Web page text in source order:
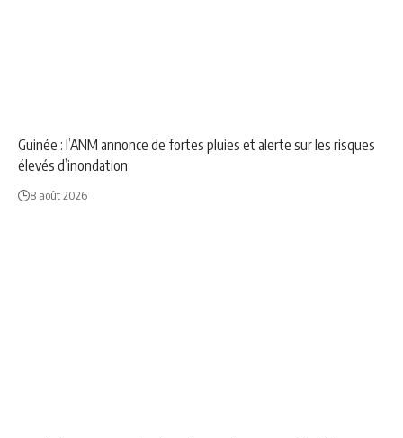
Guinée : l’ANM annonce de fortes pluies et alerte sur les risques
élevés d’inondation
8 août 2026